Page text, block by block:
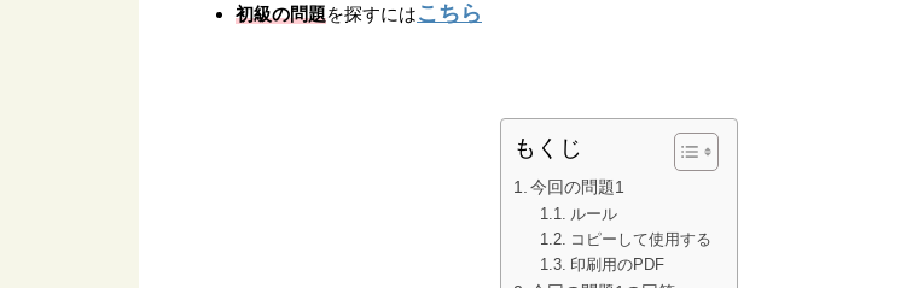
初級の問題を探すにはこちら
もくじ
今回の問題1
ルール
コピーして使用する
印刷用のPDF